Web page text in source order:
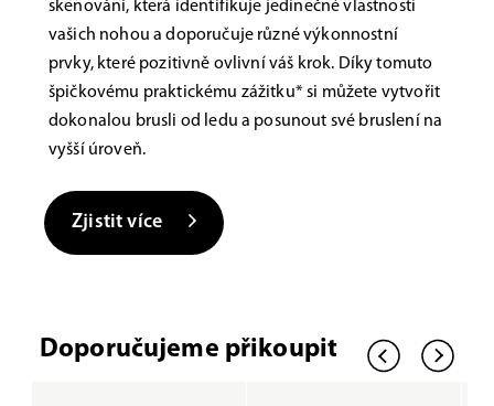
skenování, která identifikuje jedinečné vlastnosti
vašich nohou a doporučuje různé výkonnostní
prvky, které pozitivně ovlivní váš krok. Díky tomuto
špičkovému praktickému zážitku* si můžete vytvořit
dokonalou brusli od ledu a posunout své bruslení na
vyšší úroveň.
Zjistit více
Doporučujeme přikoupit